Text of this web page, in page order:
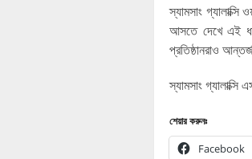
স্যামসাং
আসতে দেখে এই
প্রতিষ্ঠানরাও
স্যামসাং
শেয়ার করুনঃ
Facebook